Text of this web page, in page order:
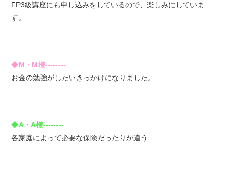
FP3級講座にも申し込みをしているので、楽しみにしていま
す。
◆M・M様--------
お金の勉強がしたいきっかけになりました。
◆A・A様--------
各家庭によって必要な保険だったりが違う